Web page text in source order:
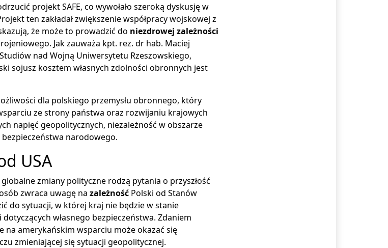
projekt SAFE, co wywołało szeroką dyskusję w
ten zakładał zwiększenie współpracy wojskowej z
że może to prowadzić do niezdrowej zależności
Jak zauważa kpt. rez. dr hab. Maciej
nad Wojną Uniwersytetu Rzeszowskiego,
sojusz kosztem własnych zdolności obronnych jest
dla polskiego przemysłu obronnego, który
ze strony państwa oraz rozwijaniu krajowych
napięć geopolitycznych, niezależność w obszarze
narodowego.
USA
zmiany polityczne rodzą pytania o przyszłość
zwraca uwagę na zależność Polski od Stanów
do sytuacji, w której kraj nie będzie w stanie
własnego bezpieczeństwa. Zdaniem
na amerykańskim wsparciu może okazać się
zmieniającej się sytuacji geopolitycznej.